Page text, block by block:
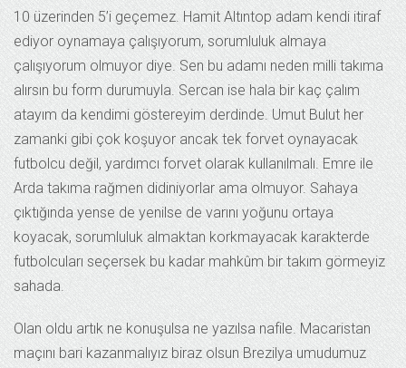
10 üzerinden 5’i geçemez. Hamit Altıntop adam kendi itiraf
ediyor oynamaya çalışıyorum, sorumluluk almaya
çalışıyorum olmuyor diye. Sen bu adamı neden milli takıma
alırsın bu form durumuyla. Sercan ise hala bir kaç çalım
atayım da kendimi göstereyim derdinde. Umut Bulut her
zamanki gibi çok koşuyor ancak tek forvet oynayacak
futbolcu değil, yardımcı forvet olarak kullanılmalı. Emre ile
Arda takıma rağmen didiniyorlar ama olmuyor. Sahaya
çıktığında yense de yenilse de varını yoğunu ortaya
koyacak, sorumluluk almaktan korkmayacak karakterde
futbolcuları seçersek bu kadar mahkûm bir takım görmeyiz
sahada.
Olan oldu artık ne konuşulsa ne yazılsa nafile. Macaristan
maçını bari kazanmalıyız biraz olsun Brezilya umudumuz